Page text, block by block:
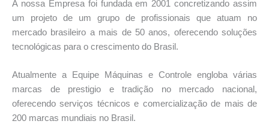
A nossa Empresa foi fundada em 2001 concretizando assim
um projeto de um grupo de profissionais que atuam no
mercado brasileiro a mais de 50 anos, oferecendo soluções
tecnológicas para o crescimento do Brasil.
Atualmente a Equipe Máquinas e Controle engloba várias
marcas de prestigio e tradição no mercado nacional,
oferecendo serviços técnicos e comercialização de mais de
200 marcas mundiais no Brasil.